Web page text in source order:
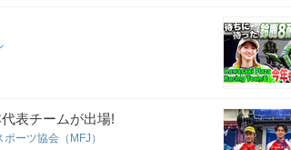
表チームが出場!
ーツ協会（MFJ）